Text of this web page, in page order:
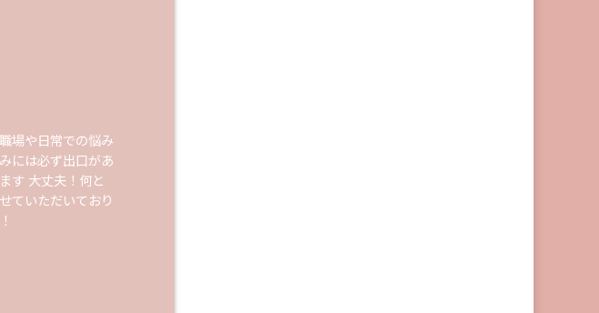
場や日常での悩み
には必ず出口があ
す 大丈夫！何と
ていただいており